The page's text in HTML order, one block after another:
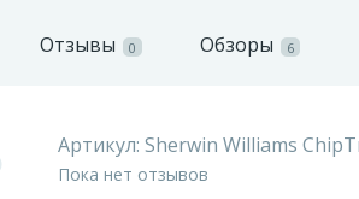
Отзывы 0 Обзоры 6
Артикул: Sherwin Williams
Пока нет отзывов